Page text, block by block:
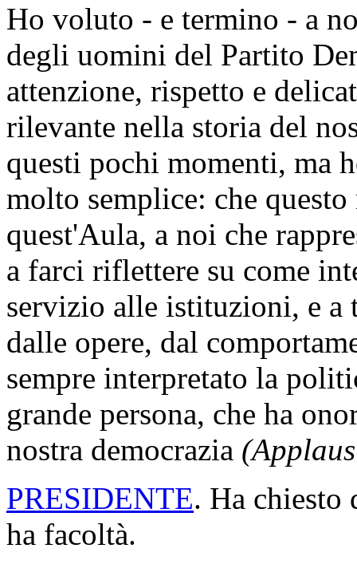
Ho voluto - e termino - a
degli uomini del Partito
attenzione, rispetto e
rilevante nella storia del
questi pochi momenti, ma
molto semplice: che
quest'Aula, a noi che
a farci riflettere su come
servizio alle istituzioni, e a
dalle opere, dal
sempre interpretato la
grande persona, che ha
nostra democrazia
PRESIDENTE. Ha chiesto
ha facoltà.